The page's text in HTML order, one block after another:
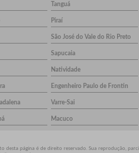
Tanguá
Piraí
São José do Vale do Rio Preto
Sapucaia
Natividade
Engenheiro Paulo de Frontin
Varre-Sai
Macuco
desta página é de direito reservado. Sua reprodução,